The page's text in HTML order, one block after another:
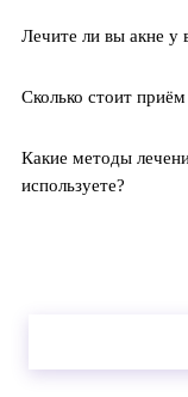
Лечите ли вы акне у
Сколько стоит
Какие методы
используете?